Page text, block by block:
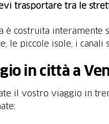
trasportare tra le
è costruita interamente
le piccole isole, i
in città a
il vostro viaggio in